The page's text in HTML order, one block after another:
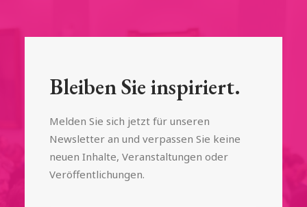
Bleiben Sie inspiriert.
Melden Sie sich jetzt für unseren
Newsletter an und verpassen Sie keine
neuen Inhalte, Veranstaltungen oder
Veröffentlichungen.